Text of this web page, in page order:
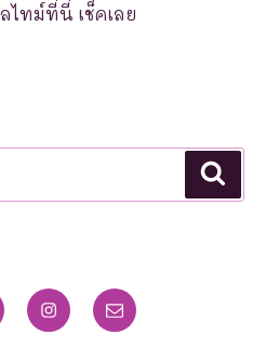
ไทม์ที่นี่ เช็คเลย
InstagramEmail